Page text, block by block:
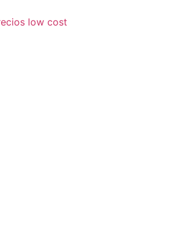
low cost